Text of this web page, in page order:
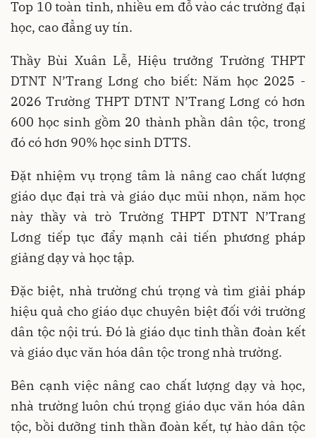
Top 10 toàn tỉnh, nhiều em đỗ vào các trường đại
học, cao đẳng uy tín.
Thầy Bùi Xuân Lễ, Hiệu trưởng Trường THPT
DTNT N’Trang Lơng cho biết: Năm học 2025 -
2026 Trường THPT DTNT N’Trang Lơng có hơn
600 học sinh gồm 20 thành phần dân tộc, trong
đó có hơn 90% học sinh DTTS.
Đặt nhiệm vụ trọng tâm là nâng cao chất lượng
giáo dục đại trà và giáo dục mũi nhọn, năm học
này thầy và trò Trường THPT DTNT N’Trang
Lơng tiếp tục đẩy mạnh cải tiến phương pháp
giảng dạy và học tập.
Đặc biệt, nhà trường chú trọng và tìm giải pháp
hiệu quả cho giáo dục chuyên biệt đối với trường
dân tộc nội trú. Đó là giáo dục tinh thần đoàn kết
và giáo dục văn hóa dân tộc trong nhà trường.
Bên cạnh việc nâng cao chất lượng dạy và học,
nhà trường luôn chú trọng giáo dục văn hóa dân
tộc, bồi dưỡng tinh thần đoàn kết, tự hào dân tộc